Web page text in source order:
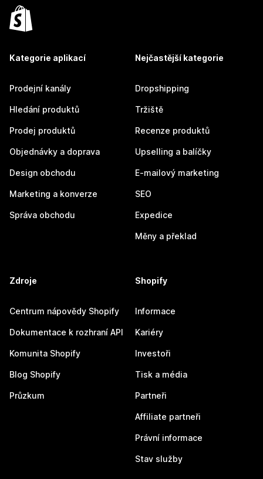
Kategorie aplikací
Prodejní kanály
Hledání produktů
Prodej produktů
Objednávky a doprava
Design obchodu
Marketing a konverze
Správa obchodu
Nejčastější kategorie
Dropshipping
Tržiště
Recenze produktů
Upselling a balíčky
E-mailový marketing
SEO
Expedice
Měny a překlad
Zdroje
Centrum nápovědy Shopify
Dokumentace k rozhraní API
Komunita Shopify
Blog Shopify
Průzkum
Shopify
Informace
Kariéry
Investoři
Tisk a média
Partneři
Affiliate partneři
Právní informace
Stav služby